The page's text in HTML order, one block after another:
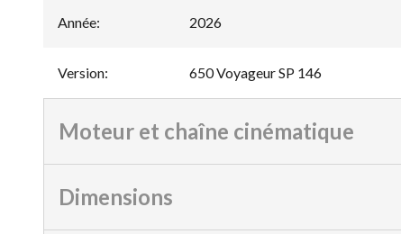
Année: 2026
Version: 650 Voyageur SP 146
Moteur et chaîne cinématique
Dimensions